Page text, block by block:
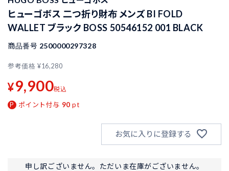
ヒューゴボス 二つ折り財布 メンズ BI FOLD
WALLET ブラック BOSS 50546152 001 BLACK
商品番号 2500000297328
参考価格 ¥16,280
¥9,900税込
ポイント付与 90 pt
お気に入りに登録する
申し訳ございません。ただいま在庫がございません。